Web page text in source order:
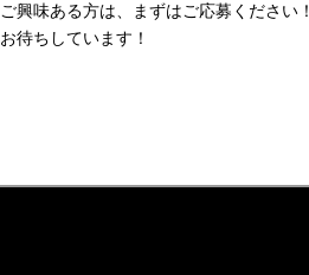
ご興味ある方は、まずはご応募ください！
お待ちしています！